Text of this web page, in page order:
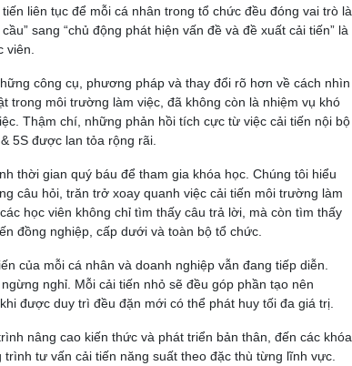
liên tục để mỗi cá nhân trong tổ chức đều đóng vai trò là
sang “chủ động phát hiện vấn đề và đề xuất cải tiến” là
công cụ, phương pháp và thay đổi rõ hơn về cách nhìn
trong môi trường làm việc, đã không còn là nhiệm vụ khó
Thậm chí, những phản hồi tích cực từ việc cải tiến nội bộ
5S được lan tỏa rộng rãi.
thời gian quý báu để tham gia khóa học. Chúng tôi hiểu
câu hỏi, trăn trở xoay quanh việc cải tiến môi trường làm
học viên không chỉ tìm thấy câu trả lời, mà còn tìm thấy
đồng nghiệp, cấp dưới và toàn bộ tổ chức.
của mỗi cá nhân và doanh nghiệp vẫn đang tiếp diễn.
nghỉ. Mỗi cải tiến nhỏ sẽ đều góp phần tạo nên
được duy trì đều đặn mới có thể phát huy tối đa giá trị.
nâng cao kiến thức và phát triển bản thân, đến các khóa
tư vấn cải tiến năng suất theo đặc thù từng lĩnh vực.